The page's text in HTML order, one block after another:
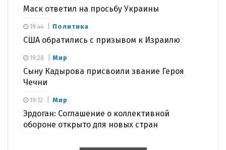
Маск ответил на просьбу Украины
Политика
США обратились с призывом к Израилю
19:44
Мир
Сыну Кадырова присвоили звание Героя
Чечни
19:28
Мир
Эрдоган: Соглашение о коллективной
обороне открыто для новых стран
19:12